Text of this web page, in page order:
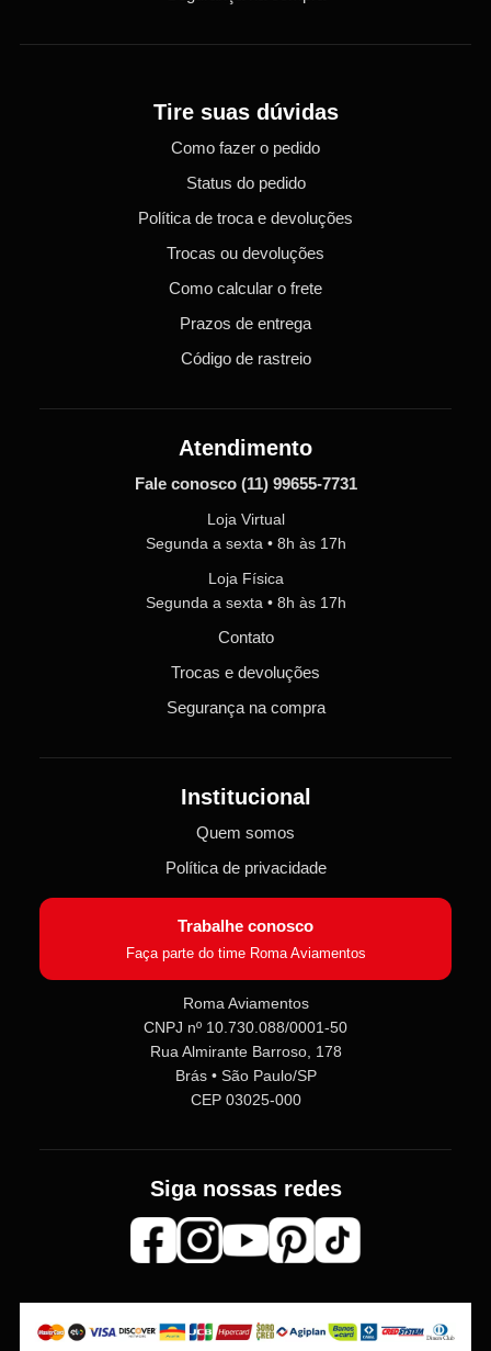
Online agora
Aviamentos!
dúvidas sobre pedidos e produtos,
ou entre no nossoGrupo VIP
receba em primeira mão
promoções, lançamentos e
💬 Fale com nosso SAC
Tire suas dúvidas
Como fazer o pedido
Status do pedido
Política de troca e devoluções
Trocas ou devoluções
Como calcular o frete
Prazos de entrega
Código de rastreio
Atendimento
Fale conosco (11) 99655-7731
Loja Virtual
Segunda a sexta • 8h às 17h
Loja Física
Segunda a sexta • 8h às 17h
Contato
Trocas e devoluções
Segurança na compra
Institucional
Quem somos
Política de privacidade
Trabalhe conosco
Faça parte do time Roma Aviamentos
Roma Aviamentos
CNPJ nº 10.730.088/0001-50
Rua Almirante Barroso, 178
Brás • São Paulo/SP
CEP 03025-000
Siga nossas redes